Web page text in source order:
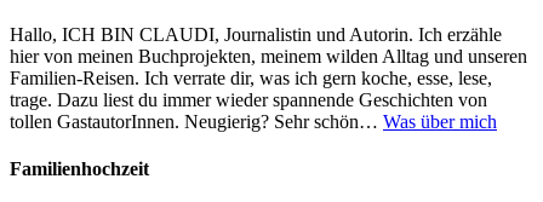
Hallo, ICH BIN CLAUDI, Journalistin und Autorin. Ich erzähle
hier von meinen Buchprojekten, meinem wilden Alltag und unseren
Familien-Reisen. Ich verrate dir, was ich gern koche, esse, lese,
trage. Dazu liest du immer wieder spannende Geschichten von
tollen GastautorInnen. Neugierig? Sehr schön… Was über mich
Familienhochzeit